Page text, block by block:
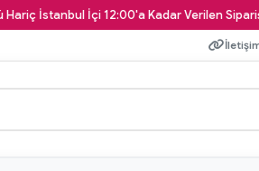
İstanbul İçi 12:00'a Kadar Verilen Siparişler